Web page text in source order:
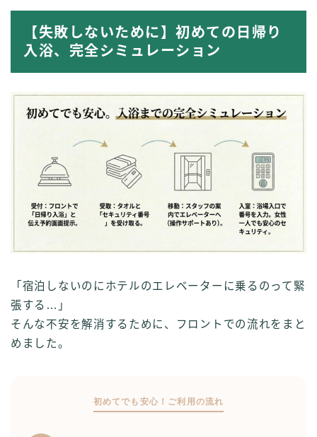
【失敗しないために】初めての日帰り
入浴、完全シミュレーション
「宿泊しないのにホテルのエレベーターに乗るのって緊
張する…」
そんな不安を解消するために、フロントでの流れをまと
めました。
初めてでも安心！ご利用の流れ